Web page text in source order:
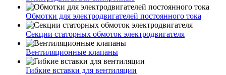
Обмотки для электродвигателей постоянного тока
Секции статорных обмоток электродвигателя
Вентиляционные клапаны
Гибкие вставки для вентиляции